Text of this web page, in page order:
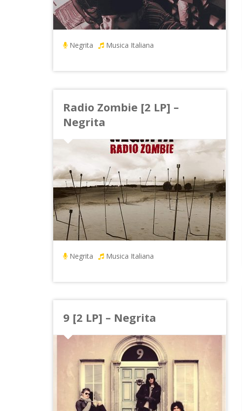
Negrita Musica Italiana
Radio Zombie [2 LP] –
Negrita
Negrita Musica Italiana
9 [2 LP] – Negrita